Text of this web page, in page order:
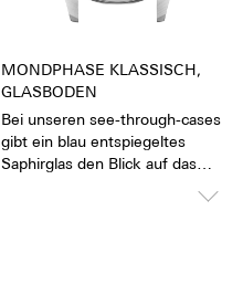
MONDPHASE KLASSISCH,
GLASBODEN
Bei unseren see-through-cases
gibt ein blau entspiegeltes
Saphirglas den Blick auf das